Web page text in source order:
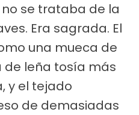
se trataba de la
Era sagrada. El
una mueca de
de leña tosía más
y el tejado
de demasiadas